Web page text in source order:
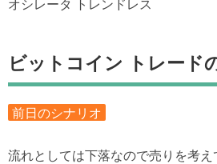
オシレータ トレンドレス
ビットコイン トレード
前日のシナリオ
流れとしては下落なので売りを考え